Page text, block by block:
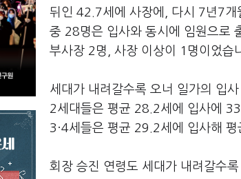
뒤인 42.7세에 사장에 다시 7년7개
중 28명은 입사와 동시에 임원으로
부사장 2 명 사장 이상이 1 명이었습
세대가 내려갈수록 오너 일가의 입
2세대들은 평균 28.2세에 입사에
3 ·4세들은 평균 29.2세에 입사해 평
회장 승진 연령도 세대가 내려갈수